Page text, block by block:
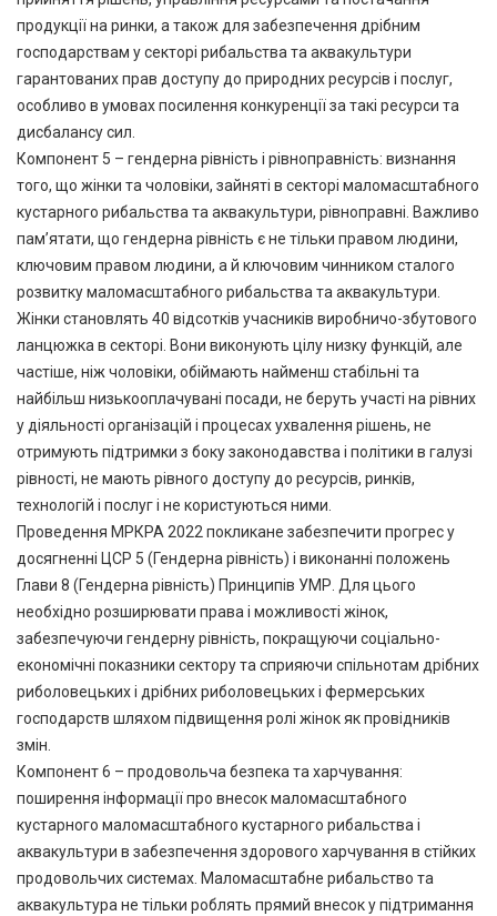
продукції на ринки, а також для забезпечення дрібним
господарствам у секторі рибальства та аквакультури
гарантованих прав доступу до природних ресурсів і послуг,
особливо в умовах посилення конкуренції за такі ресурси та
дисбалансу сил.
Компонент 5 – гендерна рівність і рівноправність: визнання
того, що жінки та чоловіки, зайняті в секторі маломасштабного
кустарного рибальства та аквакультури, рівноправні. Важливо
пам’ятати, що гендерна рівність є не тільки правом людини,
ключовим правом людини, а й ключовим чинником сталого
розвитку маломасштабного рибальства та аквакультури.
Жінки становлять 40 відсотків учасників виробничо-збутового
ланцюжка в секторі. Вони виконують цілу низку функцій, але
частіше, ніж чоловіки, обіймають найменш стабільні та
найбільш низькооплачувані посади, не беруть участі на рівних
у діяльності організацій і процесах ухвалення рішень, не
отримують підтримки з боку законодавства і політики в галузі
рівності, не мають рівного доступу до ресурсів, ринків,
технологій і послуг і не користуються ними.
Проведення МРКРА 2022 покликане забезпечити прогрес у
досягненні ЦСР 5 (Гендерна рівність) і виконанні положень
Глави 8 (Гендерна рівність) Принципів УМР. Для цього
необхідно розширювати права і можливості жінок,
забезпечуючи гендерну рівність, покращуючи соціально-
економічні показники сектору та сприяючи спільнотам дрібних
риболовецьких і дрібних риболовецьких і фермерських
господарств шляхом підвищення ролі жінок як провідників
змін.
Компонент 6 – продовольча безпека та харчування:
поширення інформації про внесок маломасштабного
кустарного маломасштабного кустарного рибальства і
аквакультури в забезпечення здорового харчування в стійких
продовольчих системах. Маломасштабне рибальство та
аквакультура не тільки роблять прямий внесок у підтримання